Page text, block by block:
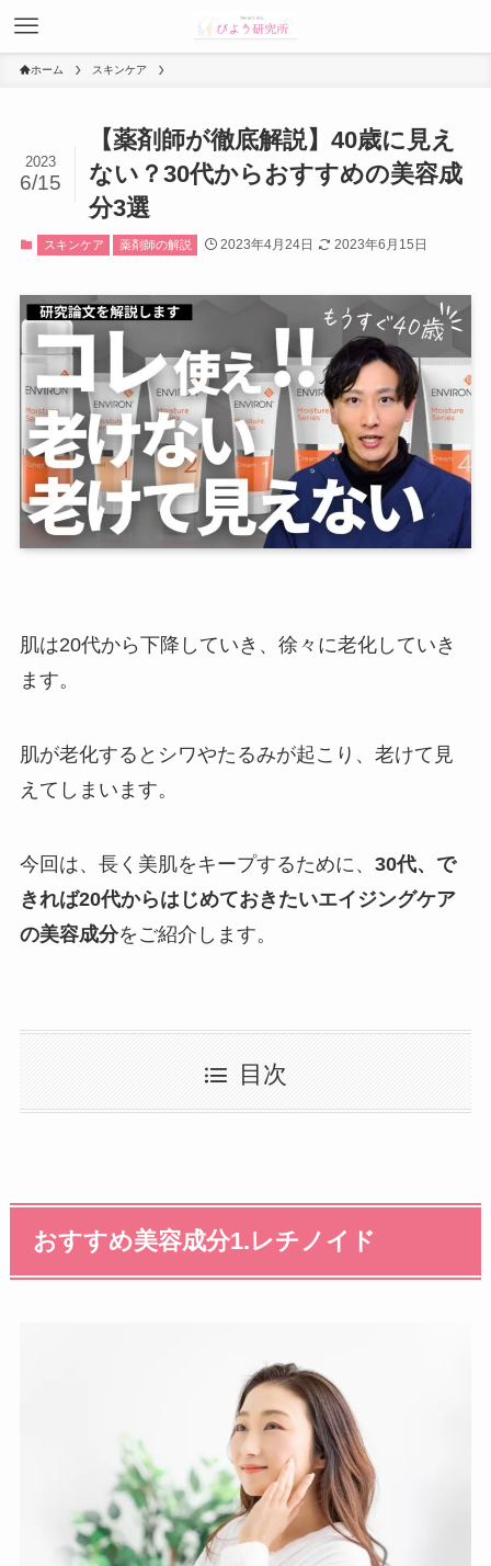
ホーム スキンケア
【薬剤師が徹底解説】40歳に見え
ない？30代からおすすめの美容成
分3選
2023
6/15
スキンケア 薬剤師の解説 2023年4月24日 2023年6月15日
肌は20代から下降していき、徐々に老化していき
ます。
肌が老化するとシワやたるみが起こり、老けて見
えてしまいます。
今回は、長く美肌をキープするために、 30代、で
きれば20代からはじめておきたいエイジングケア
の美容成分をご紹介します。
目次
おすすめ美容成分1.レチノイド